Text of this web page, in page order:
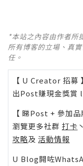
*本站之內容由作者所
所有博客的立場、真
任。
【 U Creator 招募 】
出Post賺現金獎賞 l
【 睇Post + 參加品
瀏覽更多社群 打卡 丶
攻略及 活動情報
U Blog開咗